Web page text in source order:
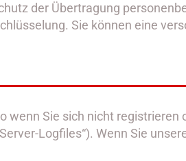
der Übertragung
Sie können eine
wenn Sie sich nicht
Logfiles“). Wenn Sie